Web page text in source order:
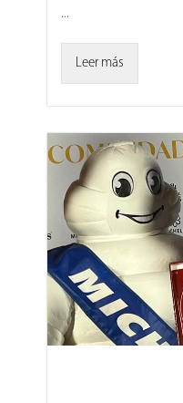
...
Leer más